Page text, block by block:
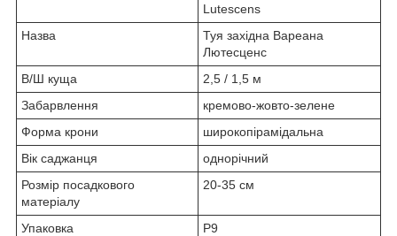
Lutescens
Назва
Туя західна Вареана
Лютесценс
В/Ш куща
2,5 / 1,5 м
Забарвлення
кремово-жовто-зелене
Форма крони
широкопірамідальна
Вік саджанця
однорічний
Розмір посадкового
матеріалу
20-35 см
Упаковка P9